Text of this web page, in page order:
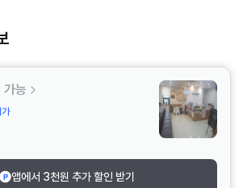
가능
앱에서 3천원 추가 할인 받기